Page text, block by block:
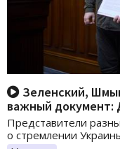
Зеленский,
важный документ:
Представители
о стремлении